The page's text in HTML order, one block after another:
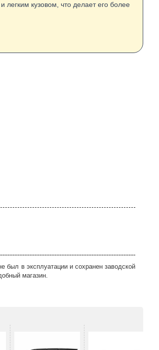
кузовом, что делает его более
был в эксплуатации и сохранен заводской
магазин.